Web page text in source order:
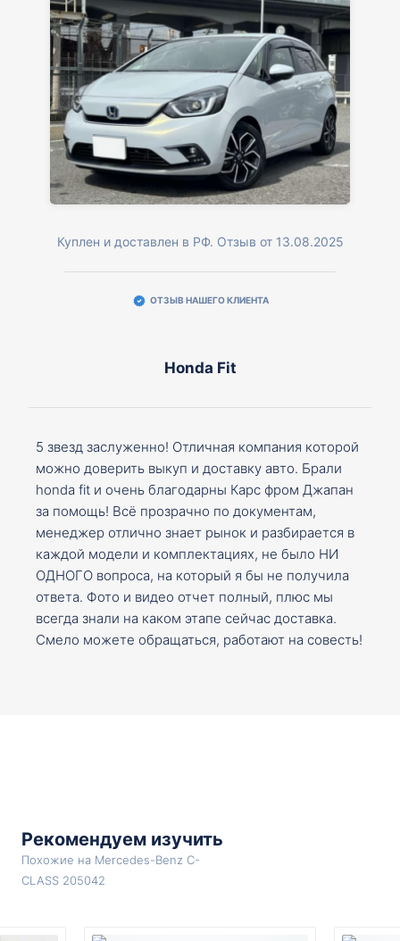
Куплен и доставлен в РФ. Отзыв от 13.08.2025
ОТЗЫВ НАШЕГО КЛИЕНТА
Honda Fit
5 звезд заслуженно! Отличная компания которой
можно доверить выкуп и доставку авто. Брали
honda fit и очень благодарны Карс фром Джапан
за помощь! Всё прозрачно по документам,
менеджер отлично знает рынок и разбирается в
каждой модели и комплектациях, не было НИ
ОДНОГО вопроса, на который я бы не получила
ответа. Фото и видео отчет полный, плюс мы
всегда знали на каком этапе сейчас доставка.
Смело можете обращаться, работают на совесть!
Рекомендуем изучить
Похожие на Mercedes-Benz C-
CLASS 205042